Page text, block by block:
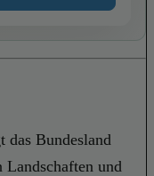
das Bundesland
Landschaften und